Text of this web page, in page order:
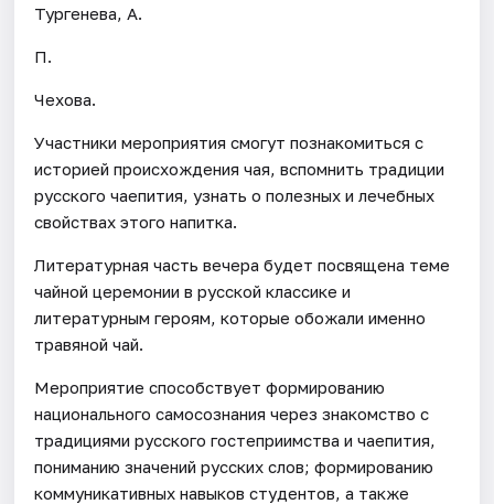
Тургенева, А.
П.
Чехова.
Участники мероприятия смогут познакомиться с
историей происхождения чая, вспомнить традиции
русского чаепития, узнать о полезных и лечебных
свойствах этого напитка.
Литературная часть вечера будет посвящена теме
чайной церемонии в русской классике и
литературным героям, которые обожали именно
травяной чай.
Мероприятие способствует формированию
национального самосознания через знакомство с
традициями русского гостеприимства и чаепития,
пониманию значений русских слов; формированию
коммуникативных навыков студентов, а также